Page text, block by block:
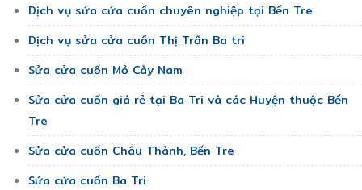
Dịch vụ sửa cửa cuốn chuyên nghiệp tại Bến Tre
Dịch vụ sửa cửa cuốn Thị Trấn Ba tri
Sửa cửa cuốn Mỏ Cày Nam
Sửa cửa cuốn giá rẻ tại Ba Tri và các Huyện thuộc Bến
Tre
Sửa cửa cuốn Châu Thành, Bến Tre
Sửa cửa cuốn Ba Tri